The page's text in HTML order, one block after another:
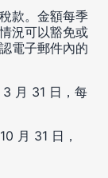
款。金額每季
況可以豁免或
電子郵件內的
3 月 31 日，每
月 31 日，